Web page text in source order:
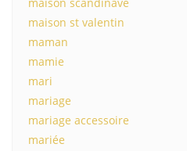
maison st valentin
maman
mamie
mari
mariage
mariage accessoire
mariée